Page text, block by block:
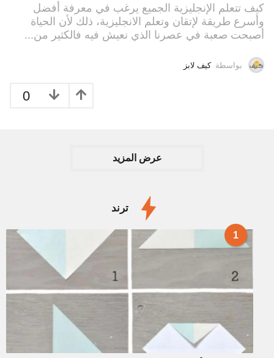
كيف تتعلم الإنجليزية الجميع يرغب في معرفة أفضل
وأسرع طريقة لإتقان وتعلم الانجليزية، ذلك لأن الحياة
أصبحت صعبة في عصرنا الذي نعيش فيه فالكثير من...
بواسطة كيف لابز
0
عرض المزيد
ترند
1